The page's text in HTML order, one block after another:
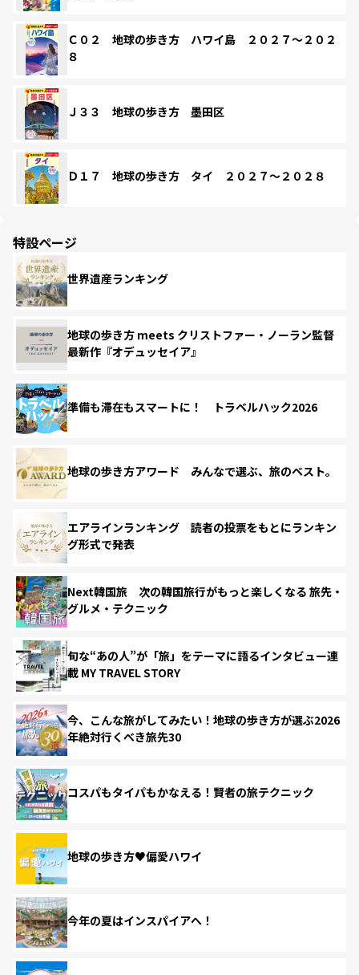
Ｃ０２ 地球の歩き方 ハワイ島 ２０２７～２０２
８
Ｊ３３ 地球の歩き方 墨田区
Ｄ１７ 地球の歩き方 タイ ２０２７～２０２８
特設ページ
世界遺産ランキング
地球の歩き方 meets クリストファー・ノーラン監督
最新作『オデュッセイア』
準備も滞在もスマートに！ トラベルハック2026
地球の歩き方アワード みんなで選ぶ、旅のベスト。
エアラインランキング 読者の投票をもとにランキン
グ形式で発表
Next韓国旅 次の韓国旅行がもっと楽しくなる 旅先・
グルメ・テクニック
旬な“あの人”が「旅」をテーマに語るインタビュー連
載 MY TRAVEL STORY
今、こんな旅がしてみたい！地球の歩き方が選ぶ2026
年絶対行くべき旅先30
コスパもタイパもかなえる！賢者の旅テクニック
地球の歩き方♥偏愛ハワイ
今年の夏はインスパイアへ！